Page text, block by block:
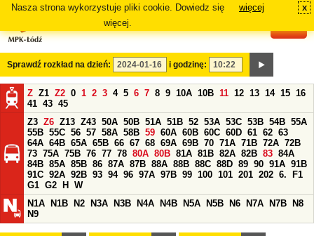
Nasza strona wykorzystuje pliki cookie. Dowiedz się
więcej.
więcej x
Sprawdź rozkład na dzień: i godzinę:
Z Z1 Z2 0 1 2 3 4 5 6 7 8 9 10A 10B 11 12 13 14 15 16
41 43 45
Z3 Z6 Z13 Z43 50A 50B 51A 51B 52 53A 53C 53B 54B 55A
55B 55C 56 57 58A 58B 59 60A 60B 60C 60D 61 62 63
64A 64B 65A 65B 66 67 68 69A 69B 70 71A 71B 72A 72B
73 75A 75B 76 77 78 80A 80B 81A 81B 82A 82B 83 84A
84B 85A 85B 86 87A 87B 88A 88B 88C 88D 89 90 91A 91B
91C 92A 92B 93 94 96 97A 97B 99 100 101 201 202 6.
F1
G1 G2 H
W
N1A
N1B N2 N3A N3B N4A N4B N5A N5B N6 N7A N7B
N8
N9